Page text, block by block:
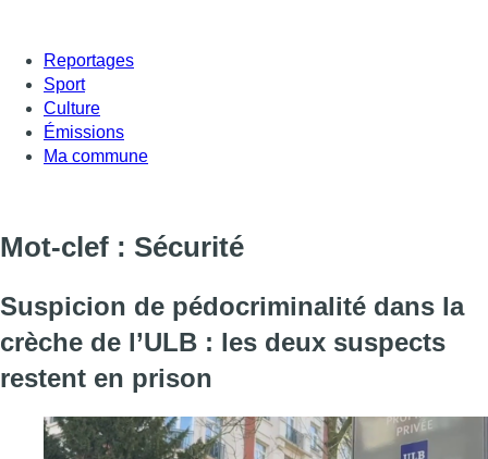
Reportages
Sport
Culture
Émissions
Ma commune
Mot-clef : Sécurité
Suspicion de pédocriminalité dans la
crèche de l’ULB : les deux suspects
restent en prison